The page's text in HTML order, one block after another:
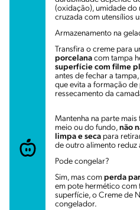
(oxidação), umidade do
cruzada com utensílios
Armazenamento na
Transfira o creme para
porcelana com tampa
superfície com filme
antes de fechar a
que evita a formação de
ressecamento da
Mantenha na parte
meio ou do fundo, não
limpa e seca para
de outro alimento reduz
Pode congelar?
Sim, mas com perda
em pote hermético com
superfície, o Creme de
congelador.